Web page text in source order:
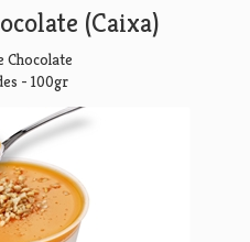
(Caixa)
Chocolate
- 100gr